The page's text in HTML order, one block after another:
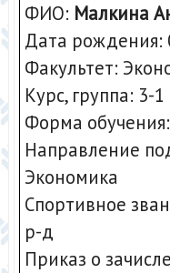
ФИО: Малкина
Дата рождения:
Факультет:
Курс, группа: 3-1
Форма
Направление
Экономика
Спортивное
р-д
Приказ о